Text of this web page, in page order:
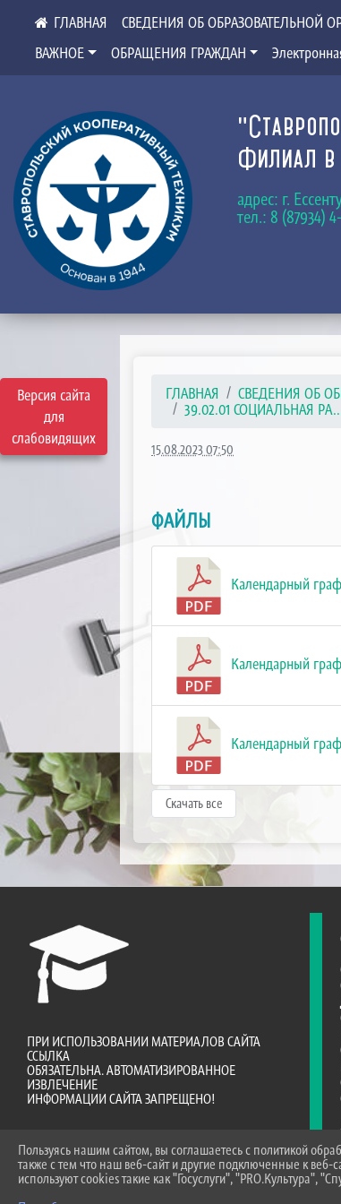
Версия сайта
для
слабовидящих
Филиал в
адрес: г.
тел.: 8 (87934)
СВЕДЕНИЯ ОБ ОБРАЗОВАТЕЛЬНОЙ
ВАЖНОЕ
ОБРАЩЕНИЯ ГРАЖДАН
ГЛАВНАЯ СВЕДЕНИЯ ОБ
39.02.01 СОЦИАЛЬНАЯ
15.08.2023 07:50
ФАЙЛЫ
Календарный
Календарный
Календарный
Скачать все
ПРИ ИСПОЛЬЗОВАНИИ МАТЕРИАЛОВ САЙТА
ССЫЛКА
ОБЯЗАТЕЛЬНА. АВТОМАТИЗИРОВАННОЕ
ИЗВЛЕЧЕНИЕ
ИНФОРМАЦИИ САЙТА ЗАПРЕЩЕНО!
Пользуясь нашим сайтом, вы соглашаетесь с политикой
также с тем что наш веб-сайт и другие подключенные к веб-
используют cookies такие как "Госуслуги", "PRO.Культура",